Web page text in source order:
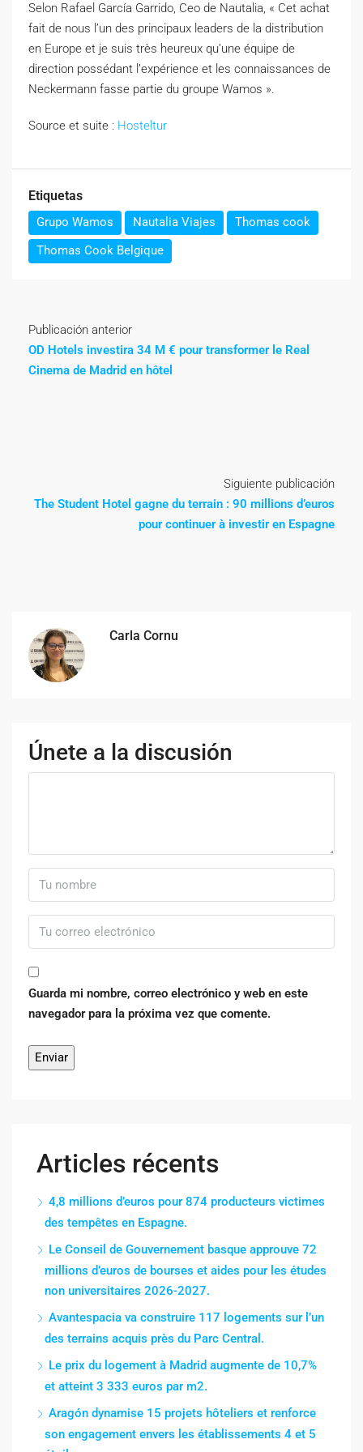
Selon Rafael García Garrido, Ceo de Nautalia, « Cet achat
fait de nous l’un des principaux leaders de la distribution
en Europe et je suis très heureux qu’une équipe de
direction possédant l’expérience et les connaissances de
Neckermann fasse partie du groupe Wamos ».
Source et suite : Hosteltur
Etiquetas
Grupo Wamos Nautalia Viajes
Thomas cook
Thomas Cook Belgique
Publicación anterior
OD Hotels investira 34 M € pour transformer le Real
Cinema de Madrid en hôtel
Siguiente publicación
The Student Hotel gagne du terrain : 90 millions d’euros
pour continuer à investir en Espagne
Carla Cornu
Únete a la discusión
Guarda mi nombre, correo electrónico y web en este
navegador para la próxima vez que comente.
Articles récents
4,8 millions d’euros pour 874 producteurs victimes
des tempêtes en Espagne.
Le Conseil de Gouvernement basque approuve 72
millions d’euros de bourses et aides pour les études
non universitaires 2026-2027.
Avantespacia va construire 117 logements sur l’un
des terrains acquis près du Parc Central.
Le prix du logement à Madrid augmente de 10,7%
et atteint 3 333 euros par m2.
Aragón dynamise 15 projets hôteliers et renforce
son engagement envers les établissements 4 et 5